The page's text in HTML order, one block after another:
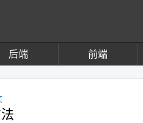
后端 前端